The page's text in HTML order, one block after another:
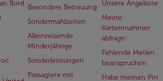
Bord Besondere Betreuung
Sondermahlzeiten
Alleinreisende
Minderjährige
Sonderleistungen
Passagiere mit
Unsere Angebote
Meine
Kartennummer
abfragn
Fehlende Meilen
beanspruchen
Habe meinen Pin